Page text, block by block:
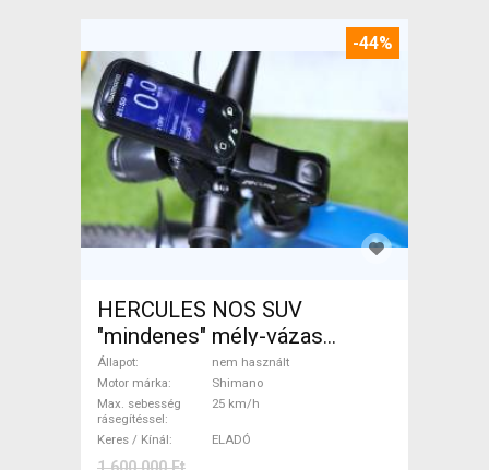
-44%
HERCULES NOS SUV
"mindenes" mély-vázas
Elektromos Trekking/cross
25 km/h Shimano nem
használt ELADÓ
Állapot
nem használt
Motor márka
Shimano
Max. sebesség
rásegítéssel
25 km/h
Keres / Kínál ELADÓ